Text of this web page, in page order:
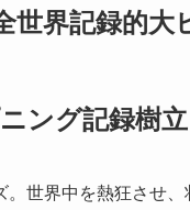
界記録的大
ング記録樹立
世界中を熱狂させ